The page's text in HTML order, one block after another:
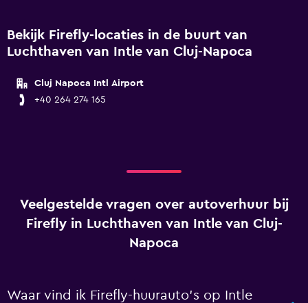
Bekijk Firefly-locaties in de buurt van
Luchthaven van Intle van Cluj-Napoca
Cluj Napoca Intl Airport
+40 264 274 165
Veelgestelde vragen over autoverhuur bij
Firefly in Luchthaven van Intle van Cluj-
Napoca
Waar vind ik Firefly-huurauto's op Intle